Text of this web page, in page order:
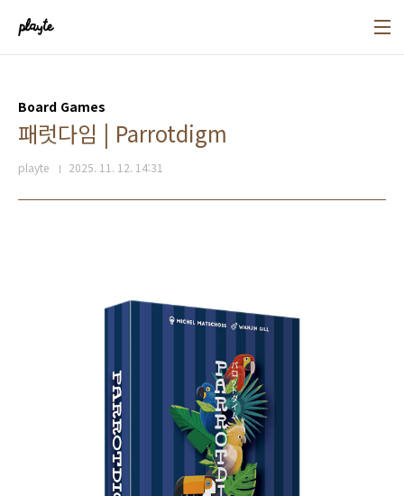
Board Games
패럿다임 | Parrotdigm
playte 2025. 11. 12. 14:31